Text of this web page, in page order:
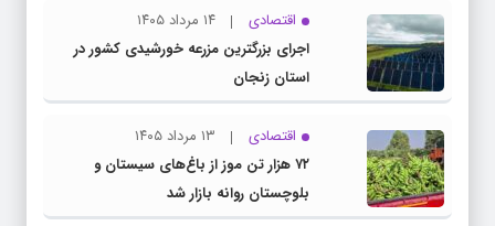
اقتصادی
۱۴ مرداد ۱۴۰۵
اجرای بزرگترین مزرعه خورشیدی کشور در
استان زنجان
اقتصادی
۱۳ مرداد ۱۴۰۵
۷۲ هزار تن موز از باغ‌های سیستان و
بلوچستان روانه بازار شد